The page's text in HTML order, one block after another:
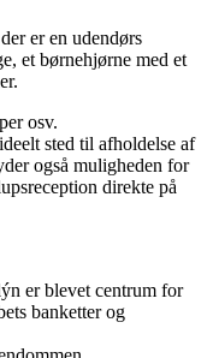
er en udendørs
et børnehjørne med et
osv.
sted til afholdelse af
også muligheden for
direkte på
er blevet centrum for
banketter og